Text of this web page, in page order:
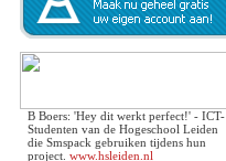
B Boers: 'Hey dit werkt perfect!' - ICT-
Studenten van de Hogeschool Leiden
die Smspack gebruiken tijdens hun
project. www.hsleiden.nl